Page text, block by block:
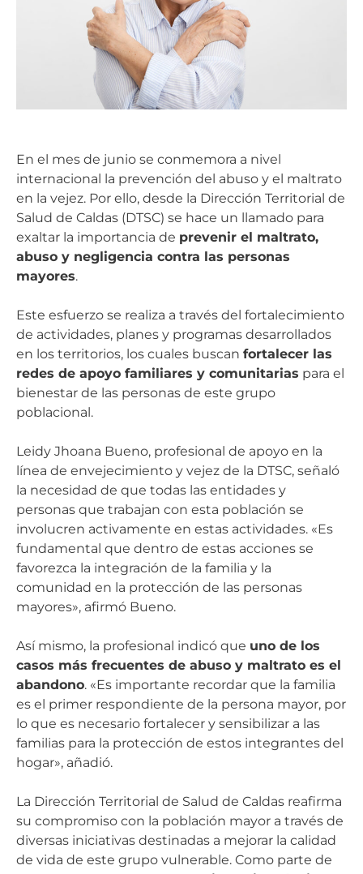
En el mes de junio se conmemora a nivel
internacional la prevención del abuso y el maltrato
en la vejez. Por ello, desde la Dirección Territorial de
Salud de Caldas (DTSC) se hace un llamado para
exaltar la importancia de prevenir el maltrato,
abuso y negligencia contra las personas
mayores.
Este esfuerzo se realiza a través del fortalecimiento
de actividades, planes y programas desarrollados
en los territorios, los cuales buscan fortalecer las
redes de apoyo familiares y comunitarias para el
bienestar de las personas de este grupo
poblacional.
Leidy Jhoana Bueno, profesional de apoyo en la
línea de envejecimiento y vejez de la DTSC, señaló
la necesidad de que todas las entidades y
personas que trabajan con esta población se
involucren activamente en estas actividades. «Es
fundamental que dentro de estas acciones se
favorezca la integración de la familia y la
comunidad en la protección de las personas
mayores», afirmó Bueno.
Así mismo, la profesional indicó que uno de los
casos más frecuentes de abuso y maltrato es el
abandono. «Es importante recordar que la familia
es el primer respondiente de la persona mayor, por
lo que es necesario fortalecer y sensibilizar a las
familias para la protección de estos integrantes del
hogar», añadió.
La Dirección Territorial de Salud de Caldas reafirma
su compromiso con la población mayor a través de
diversas iniciativas destinadas a mejorar la calidad
de vida de este grupo vulnerable. Como parte de